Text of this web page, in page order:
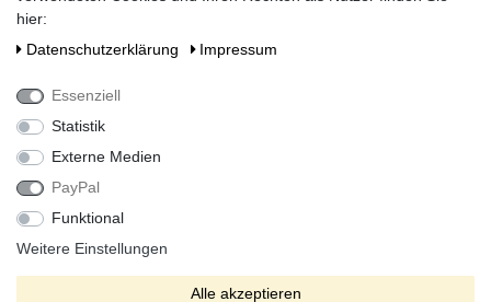
Social Media
Alle Preise inkl. gesetzlicher Mehrwertsteuer zzgl. Versandkosten
bei Lieferung ins Ausland.
* Die verkauften Stückzahlen beziehen sich auf Verkäufe in
unseren Shops und Marktplätzen.
hier:
Daten­schutz­erklärung
Impressum
Essenziell
Statistik
Externe Medien
PayPal
Funktional
Weitere Einstellungen
Alle akzeptieren